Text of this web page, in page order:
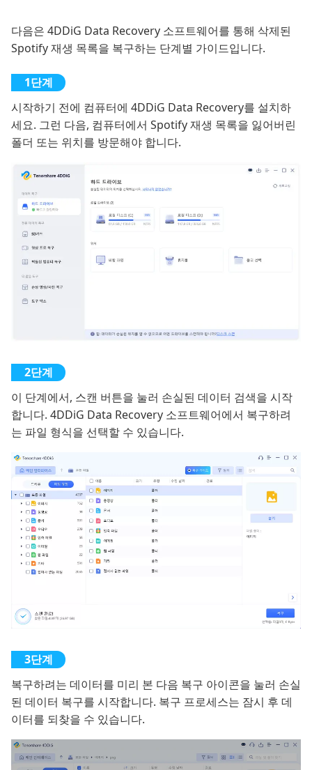
다음은 4DDiG Data Recovery 소프트웨어를 통해 삭제된
Spotify 재생 목록을 복구하는 단계별 가이드입니다.
시작하기 전에 컴퓨터에 4DDiG Data Recovery를 설치하
세요. 그런 다음, 컴퓨터에서 Spotify 재생 목록을 잃어버린
폴더 또는 위치를 방문해야 합니다.
이 단계에서, 스캔 버튼을 눌러 손실된 데이터 검색을 시작
합니다. 4DDiG Data Recovery 소프트웨어에서 복구하려
는 파일 형식을 선택할 수 있습니다.
복구하려는 데이터를 미리 본 다음 복구 아이콘을 눌러 손실
된 데이터 복구를 시작합니다. 복구 프로세스는 잠시 후 데
이터를 되찾을 수 있습니다.